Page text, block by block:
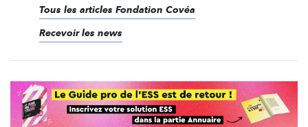
Tous les articles Fondation Covéa
Recevoir les news